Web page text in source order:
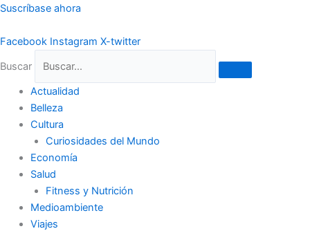
Ir
contenido
Suscríbase ahora
Facebook Instagram X-twitter
Buscar
Actualidad
Belleza
Cultura
Curiosidades del Mundo
Economía
Salud
Fitness y Nutrición
Medioambiente
Viajes